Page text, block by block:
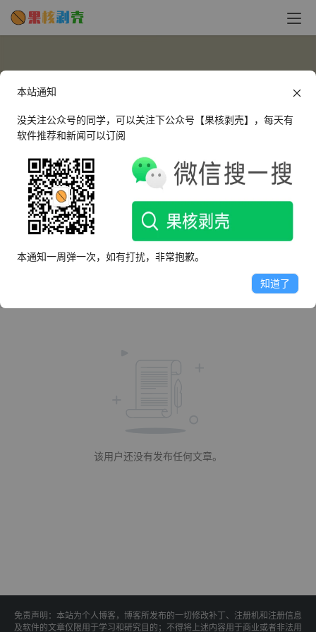
sherry5566
这个人很懒，什么都没有留下～
该用户还没有发布任何文章。
免责声明：本站为个人博客，博客所发布的一切修改补丁、注册机和注册信息
及软件的文章仅限用于学习和研究目的；不得将上述内容用于商业或者非法用
本站通知
没关注公众号的同学，可以关注下公众号【果核剥壳】，每天有
软件推荐和新闻可以订阅
本通知一周弹一次，如有打扰，非常抱歉。
知道了